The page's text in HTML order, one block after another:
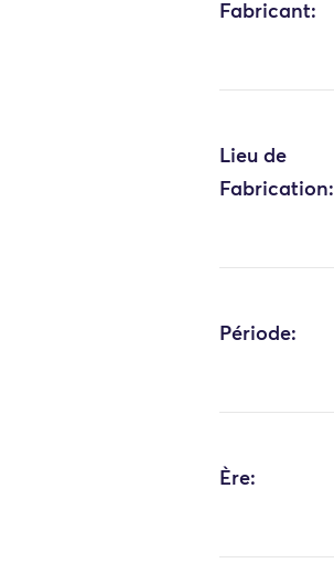
Fabricant:
Lieu de
Fabrication:
Période:
Ère: